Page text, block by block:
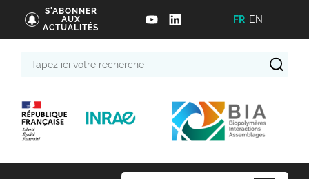
S'ABONNER
AUX
ACTUALITÉS
FR EN